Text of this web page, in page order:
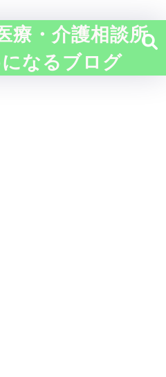
療・介護相談所
なるブログ